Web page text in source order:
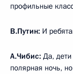
профильные
В.Путин: И
А.Чибис: Да, дети
полярная ночь,